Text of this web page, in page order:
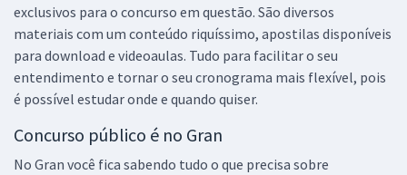
exclusivos para o concurso em questão. São diversos
materiais com um conteúdo riquíssimo, apostilas disponíveis
para download e videoaulas. Tudo para facilitar o seu
entendimento e tornar o seu cronograma mais flexível, pois
é possível estudar onde e quando quiser.
Concurso público é no Gran
No Gran você fica sabendo tudo o que precisa sobre